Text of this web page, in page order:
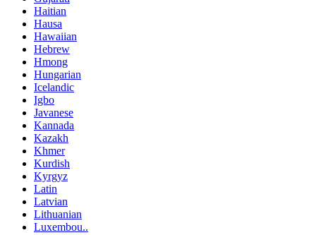
Haitian
Hausa
Hawaiian
Hebrew
Hmong
Hungarian
Icelandic
Igbo
Javanese
Kannada
Kazakh
Khmer
Kurdish
Kyrgyz
Latin
Latvian
Lithuanian
Luxembou..